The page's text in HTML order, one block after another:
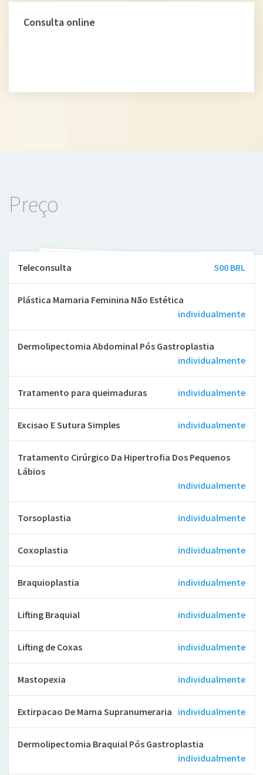
Consulta online
Preço
Teleconsulta 500 BRL
Plástica Mamaria Feminina Não Estética
individualmente
Dermolipectomia Abdominal Pós Gastroplastia
individualmente
Tratamento para queimaduras individualmente
Excisao E Sutura Simples individualmente
Tratamento Cirúrgico Da Hipertrofia Dos Pequenos
Lábios
individualmente
Torsoplastia individualmente
Coxoplastia individualmente
Braquioplastia individualmente
Lifting Braquial individualmente
Lifting de Coxas individualmente
Mastopexia individualmente
Extirpacao De Mama Supranumeraria individualmente
Dermolipectomia Braquial Pós Gastroplastia
individualmente